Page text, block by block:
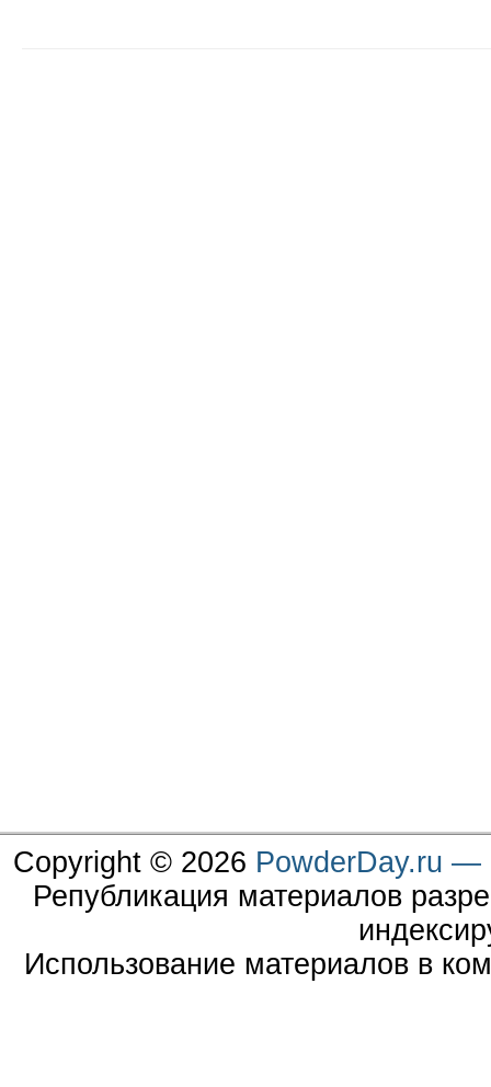
Copyright © 2026 PowderDay.ru —
Републикация материалов
Использование материалов в